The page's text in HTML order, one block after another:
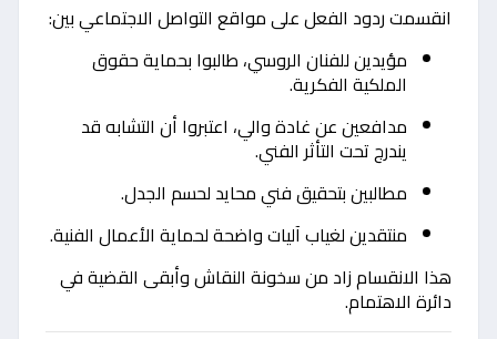
انقسمت ردود الفعل على مواقع التواصل الاجتماعي بين:
مؤيدين للفنان الروسي، طالبوا بحماية حقوق
الملكية الفكرية.
مدافعين عن غادة والي، اعتبروا أن التشابه قد
يندرج تحت التأثر الفني.
مطالبين بتحقيق فني محايد لحسم الجدل.
منتقدين لغياب آليات واضحة لحماية الأعمال الفنية.
هذا الانقسام زاد من سخونة النقاش وأبقى القضية في
دائرة الاهتمام.